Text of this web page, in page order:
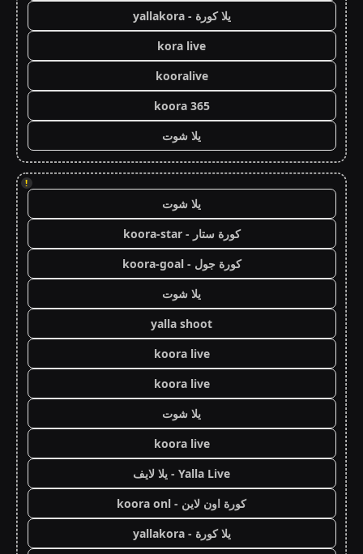
يلا كورة - yallakora
kora live
kooralive
koora 365
يلا شوت
!
يلا شوت
كورة ستار - koora-star
كورة جول - koora-goal
يلا شوت
yalla shoot
koora live
koora live
يلا شوت
koora live
Yalla Live - يلا لايف
كورة اون لاين - koora onl
يلا كورة - yallakora